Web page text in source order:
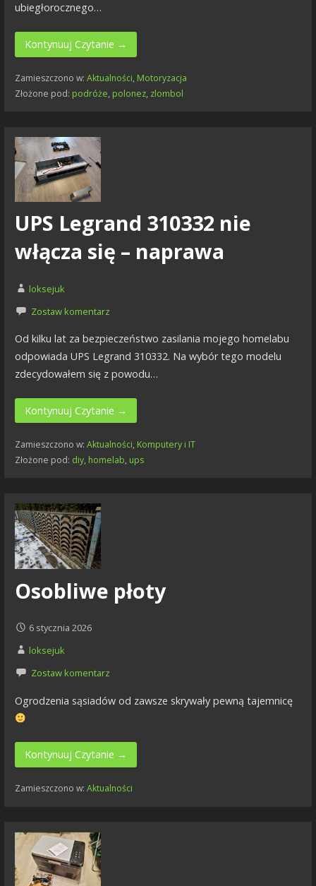
ubiegłorocznego…
Kontynuuj Czytanie →
Zamieszczono w: Aktualności, Motoryzacja
Złożone pod: podróże, polonez, zlombol
UPS Legrand 310332 nie
włącza się – naprawa
loksejuk
Zostaw komentarz
Od kilku lat za bezpieczeństwo zasilania mojego homelabu
odpowiada UPS Legrand 310332. Na wybór tego modelu
zdecydowałem się z powodu…
Kontynuuj Czytanie →
Zamieszczono w: Aktualności, Komputery i IT
Złożone pod: diy, homelab, ups
Osobliwe płoty
6 stycznia 2026
loksejuk
Zostaw komentarz
Ogrodzenia sąsiadów od zawsze skrywały pewną tajemnicę
Kontynuuj Czytanie →
Zamieszczono w: Aktualności